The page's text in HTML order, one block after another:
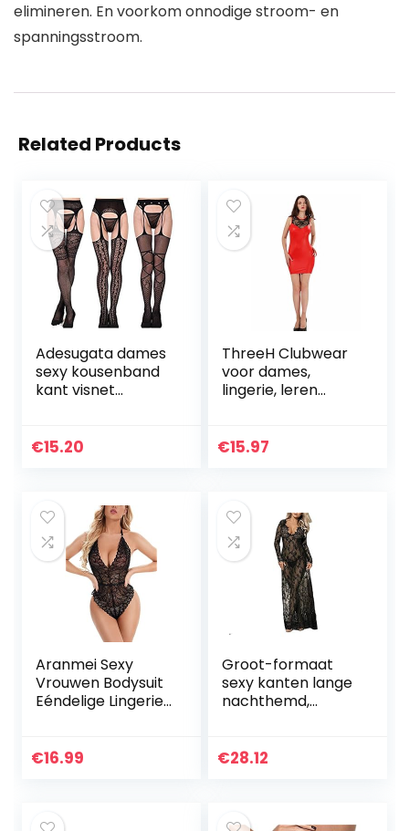
elimineren. En voorkom onnodige stroom- en
spanningsstroom.
Related Products
Adesugata dames
sexy kousenband
kant visnet
kousen kousen
€15.20
ThreeH Clubwear
voor dames,
lingerie, leren
feestclubjurk
€15.97
Aranmei Sexy
Vrouwen Bodysuit
Eéndelige Lingerie
Blote Rug Lingerie
€16.99
Groot-formaat
sexy kanten lange
nachthemd,
doorzichtige
€28.12